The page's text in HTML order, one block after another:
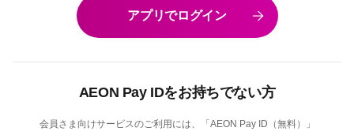
アプリでログイン
AEON Pay IDをお持ちでない方
会員さま向けサービスのご利用には、「AEON Pay ID（無料）」